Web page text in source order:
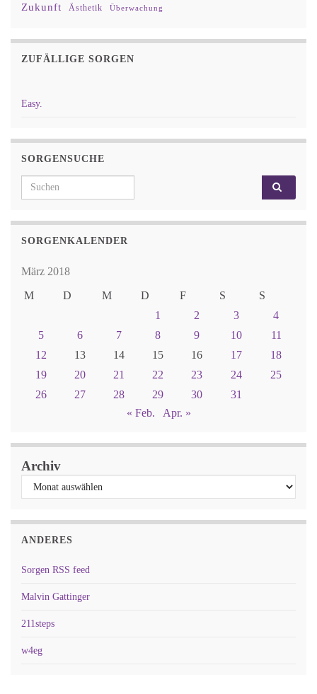
Zukunft Ästhetik Überwachung
ZUFÄLLIGE SORGEN
Easy.
SORGENSUCHE
Search for:
SORGENKALENDER
März 2018
M
D M D F S
S
1
2 3
4
5
6 7 8 9 10
11
12
13 14 15 16 17
18
19
20 21 22 23 24
25
26
27 28 29 30
31
« Feb.
Apr. »
Archiv
ANDERES
Sorgen RSS feed
Malvin Gattinger
211steps
w4eg